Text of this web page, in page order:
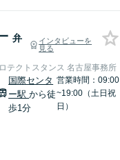
弁
インタビューを
見る
テクトスタンス 名古屋事務所
国際センタ
ー駅から徒
歩1分
営業時間：09:00
~19:00（土日祝
日）